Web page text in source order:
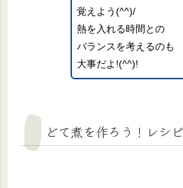
覚えよう(^^)/
熱を入れる時間との
バランスを考えるのも
大事だよ!(^^)!
どて煮を作ろう！レシピ